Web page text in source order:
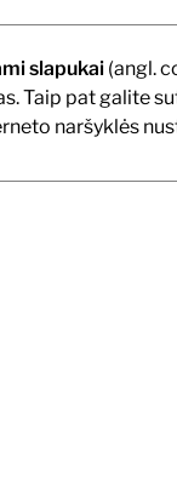
slapukai (angl.
Taip pat galite
naršyklės